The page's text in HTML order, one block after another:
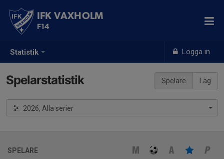
Statistik Logga in
IFK VAXHOLM
F14
Spelare Lag
Spelarstatistik
2026, Alla serier
SPELARE